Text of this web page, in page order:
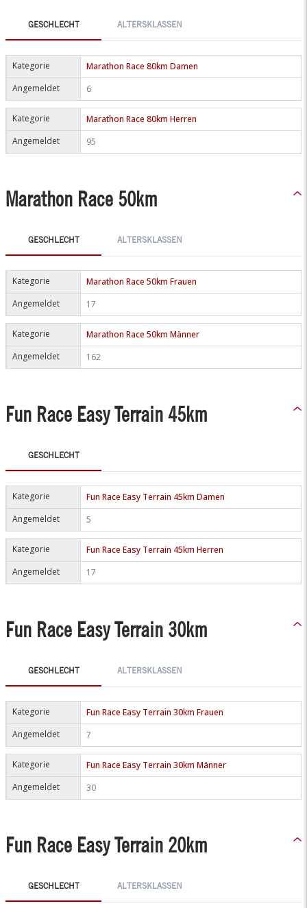
GESCHLECHT ALTERSKLASSEN
Kategorie
Angemeldet
Marathon Race 80km Damen
6
Kategorie
Angemeldet
Marathon Race 80km Herren
95
Marathon Race 50km
GESCHLECHT ALTERSKLASSEN
Kategorie
Angemeldet
Marathon Race 50km Frauen
17
Kategorie
Angemeldet
Marathon Race 50km Männer
162
Fun Race Easy Terrain 45km
GESCHLECHT
Kategorie
Angemeldet
Fun Race Easy Terrain 45km Damen
5
Kategorie
Angemeldet
Fun Race Easy Terrain 45km Herren
17
Fun Race Easy Terrain 30km
GESCHLECHT ALTERSKLASSEN
Kategorie
Angemeldet
Fun Race Easy Terrain 30km Frauen
7
Kategorie
Angemeldet
Fun Race Easy Terrain 30km Männer
30
Fun Race Easy Terrain 20km
GESCHLECHT ALTERSKLASSEN